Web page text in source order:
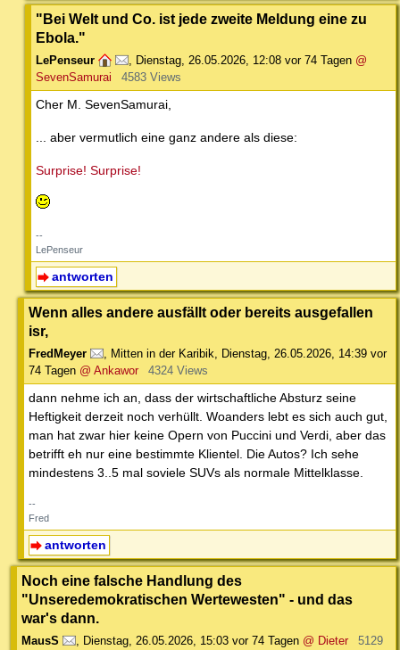
"Bei Welt und Co. ist jede zweite Meldung eine zu
Ebola."
LePenseur , Dienstag, 26.05.2026, 12:08 vor 74 Tagen @
SevenSamurai
4583 Views
Cher M. SevenSamurai,
... aber vermutlich eine ganz andere als diese:
Surprise! Surprise!
--
LePenseur
antworten
Wenn alles andere ausfällt oder bereits ausgefallen
isr,
FredMeyer , Mitten in der Karibik, Dienstag, 26.05.2026, 14:39 vor
74 Tagen @ Ankawor 4324 Views
dann nehme ich an, dass der wirtschaftliche Absturz seine
Heftigkeit derzeit noch verhüllt. Woanders lebt es sich auch gut,
man hat zwar hier keine Opern von Puccini und Verdi, aber das
betrifft eh nur eine bestimmte Klientel. Die Autos? Ich sehe
mindestens 3..5 mal soviele SUVs als normale Mittelklasse.
--
Fred
antworten
Noch eine falsche Handlung des
"Unseredemokratischen Wertewesten" - und das
war's dann.
MausS , Dienstag, 26.05.2026, 15:03 vor 74 Tagen @ Dieter
5129